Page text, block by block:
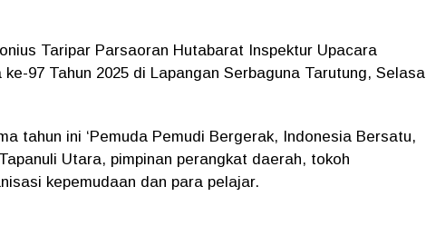
Taripar Parsaoran Hutabarat Inspektur Upacara
97 Tahun 2025 di Lapangan Serbaguna Tarutung, Selasa
tahun ini ‘Pemuda Pemudi Bergerak, Indonesia Bersatu,
Utara, pimpinan perangkat daerah, tokoh
kepemudaan dan para pelajar.